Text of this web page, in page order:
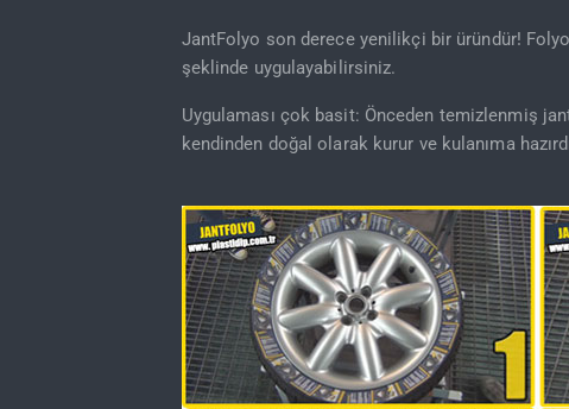
JantFolyo son derece yenilikçi bir üründür!
şeklinde uygulayabilirsiniz.
Uygulaması çok basit: Önceden temizlenmiş
kendinden doğal olarak kurur ve kulanıma